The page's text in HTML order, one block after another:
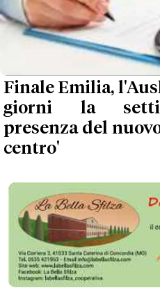
Finale Emilia,
giorni la
presenza del
centro'